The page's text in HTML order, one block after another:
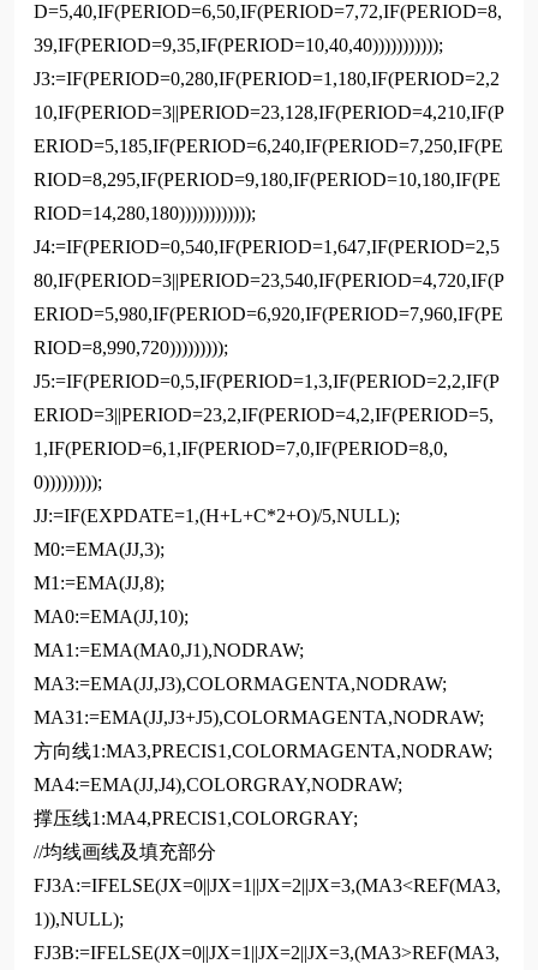
D=5,40,IF(PERIOD=6,50,IF(PERIOD=7,72,IF(PERIOD=8,
39,IF(PERIOD=9,35,IF(PERIOD=10,40,40)))))))))));
J3:=IF(PERIOD=0,280,IF(PERIOD=1,180,IF(PERIOD=2,2
10,IF(PERIOD=3||PERIOD=23,128,IF(PERIOD=4,210,IF(P
ERIOD=5,185,IF(PERIOD=6,240,IF(PERIOD=7,250,IF(PE
RIOD=8,295,IF(PERIOD=9,180,IF(PERIOD=10,180,IF(PE
RIOD=14,280,180))))))))))));
J4:=IF(PERIOD=0,540,IF(PERIOD=1,647,IF(PERIOD=2,5
80,IF(PERIOD=3||PERIOD=23,540,IF(PERIOD=4,720,IF(P
ERIOD=5,980,IF(PERIOD=6,920,IF(PERIOD=7,960,IF(PE
RIOD=8,990,720)))))))));
J5:=IF(PERIOD=0,5,IF(PERIOD=1,3,IF(PERIOD=2,2,IF(P
ERIOD=3||PERIOD=23,2,IF(PERIOD=4,2,IF(PERIOD=5,
1,IF(PERIOD=6,1,IF(PERIOD=7,0,IF(PERIOD=8,0,
0)))))))));
JJ:=IF(EXPDATE=1,(H+L+C*2+O)/5,NULL);
M0:=EMA(JJ,3);
M1:=EMA(JJ,8);
MA0:=EMA(JJ,10);
MA1:=EMA(MA0,J1),NODRAW;
MA3:=EMA(JJ,J3),COLORMAGENTA,NODRAW;
MA31:=EMA(JJ,J3+J5),COLORMAGENTA,NODRAW;
方向线1:MA3,PRECIS1,COLORMAGENTA,NODRAW;
MA4:=EMA(JJ,J4),COLORGRAY,NODRAW;
撑压线1:MA4,PRECIS1,COLORGRAY;
//均线画线及填充部分
FJ3A:=IFELSE(JX=0||JX=1||JX=2||JX=3,(MA3<REF(MA3,
1)),NULL);
FJ3B:=IFELSE(JX=0||JX=1||JX=2||JX=3,(MA3>REF(MA3,